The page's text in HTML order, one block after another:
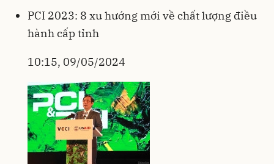
PCI 2023: 8 xu hướng mới về chất lượng điều
hành cấp tỉnh
10:15, 09/05/2024